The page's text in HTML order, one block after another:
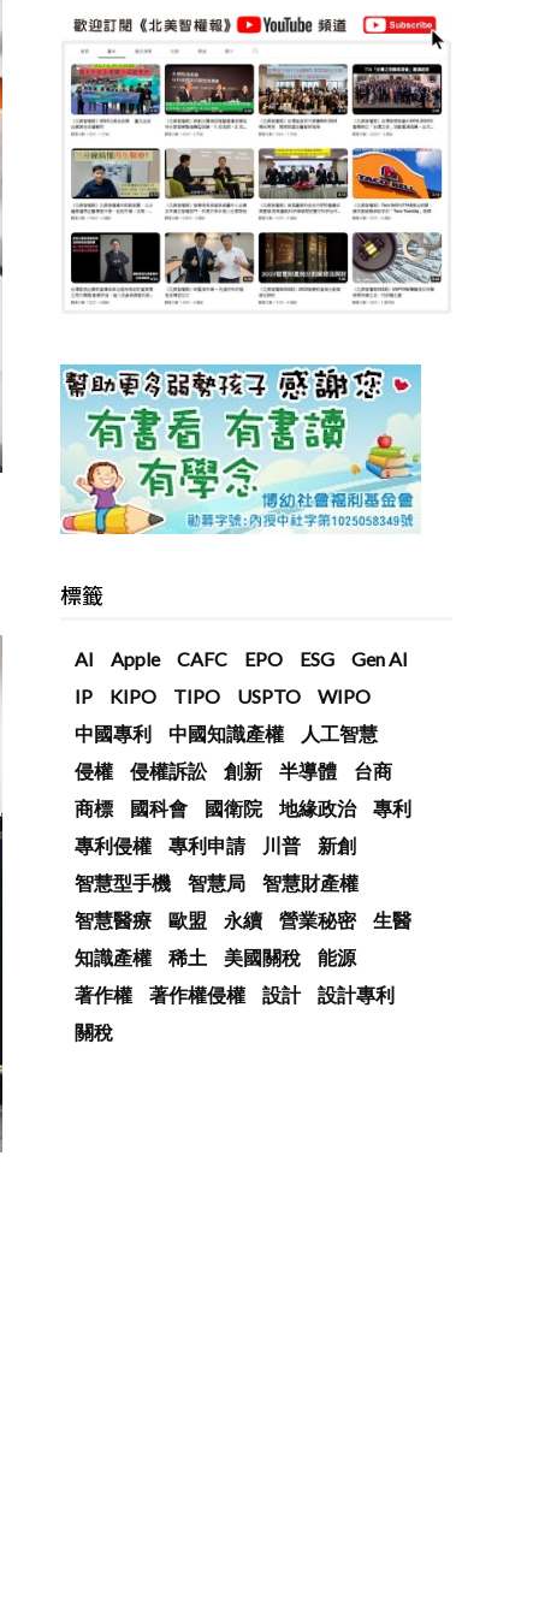
標籤
AI Apple CAFC EPO ESG
Gen AI
IP
KIPO TIPO USPTO
WIPO
中國專利
中國知識產權
人工智慧
侵權
侵權訴訟 創新 半導體
台商
商標
國科會 國衛院 地緣政治
專利
專利侵權
專利申請 川普
新創
智慧型手機
智慧局
智慧財產權
智慧醫療
歐盟 永續 營業秘密
生醫
知識產權
稀土 美國關稅
能源
著作權
著作權侵權 設計
設計專利
關稅